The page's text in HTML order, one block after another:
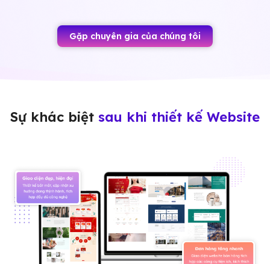
Gặp chuyên gia của chúng tôi
Sự khác biệt sau khi thiết kế Website